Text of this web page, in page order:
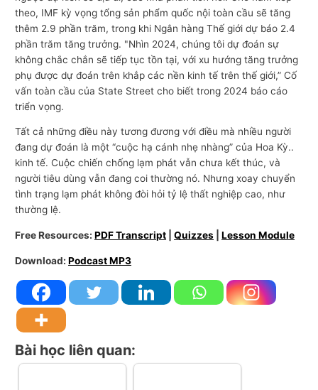
theo, IMF kỳ vọng tổng sản phẩm quốc nội toàn cầu sẽ tăng
thêm 2.9 phần trăm, trong khi Ngân hàng Thế giới dự báo 2.4
phần trăm tăng trưởng. "Nhìn 2024, chúng tôi dự đoán sự
không chắc chắn sẽ tiếp tục tồn tại, với xu hướng tăng trưởng
phụ được dự đoán trên khắp các nền kinh tế trên thế giới,” Cố
vấn toàn cầu của State Street cho biết trong 2024 báo cáo
triển vọng.
Tất cả những điều này tương đương với điều mà nhiều người
đang dự đoán là một “cuộc hạ cánh nhẹ nhàng” của Hoa Kỳ..
kinh tế. Cuộc chiến chống lạm phát vẫn chưa kết thúc, và
người tiêu dùng vẫn đang coi thường nó. Nhưng xoay chuyển
tình trạng lạm phát không đòi hỏi tỷ lệ thất nghiệp cao, như
thường lệ.
Free Resources:PDF Transcript |Quizzes |Lesson Module
Download:Podcast MP3
Bài học liên quan: